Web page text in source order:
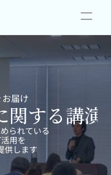
ク届け
する講演
られている
用を
供します